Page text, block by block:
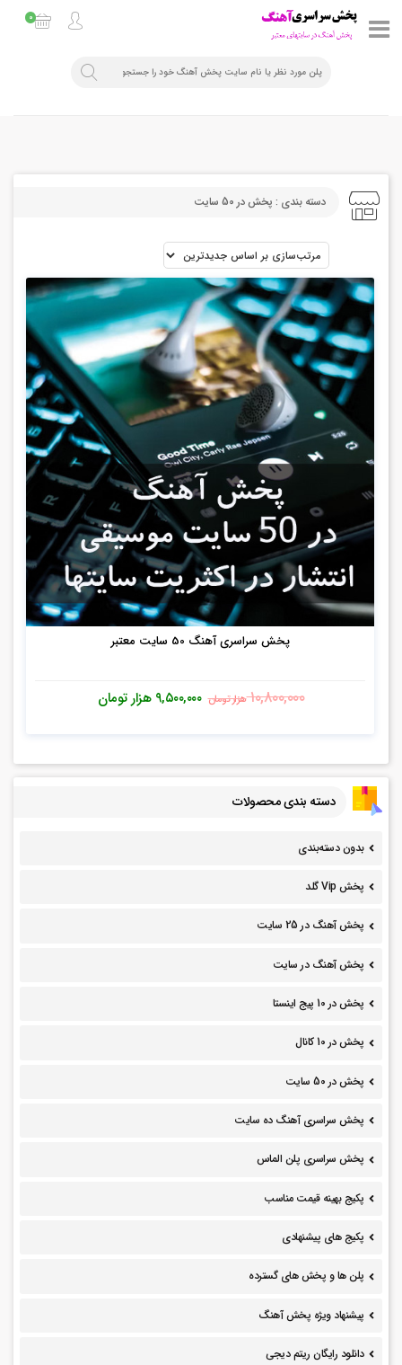
0
دسته بندی : پخش در 50 سایت
پخش سراسری آهنگ 50 سایت معتبر
۱۰,۸۰۰,۰۰۰ هزار تومان ۹,۵۰۰,۰۰۰ هزار تومان
دسته بندی محصولات
بدون دسته‌بندی
پخش Vip گلد
پخش آهنگ در 25 سایت
پخش آهنگ در سایت
پخش در 10 پیج اینستا
پخش در 10 کانال
پخش در 50 سایت
پخش سراسری آهنگ ده سایت
پخش سراسری پلن الماس
پکیج بهینه قیمت مناسب
پکیج های پیشنهادی
پلن ها و پخش های گسترده
پیشنهاد ویژه پخش آهنگ
دانلود رایگان ریتم دیجی